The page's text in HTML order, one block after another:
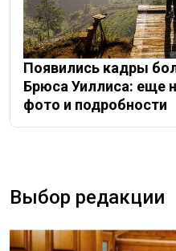
Появились кадры
Брюса Уиллиса: еще
фото и подробности
Выбор редакции